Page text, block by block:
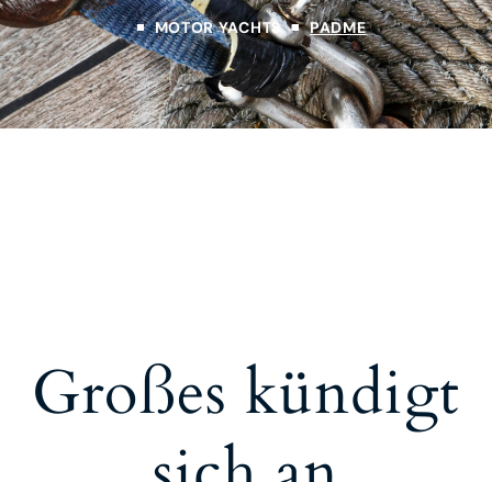
MOTOR YACHTS PADME
Großes kündigt